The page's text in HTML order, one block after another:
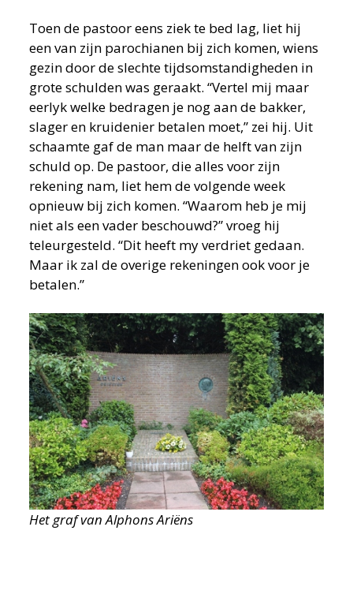
Toen de pastoor eens ziek te bed lag, liet hij
een van zijn parochianen bij zich komen, wiens
gezin door de slechte tijdsomstandigheden in
grote schulden was geraakt. “Vertel mij maar
eerlyk welke bedragen je nog aan de bakker,
slager en kruidenier betalen moet,” zei hij. Uit
schaamte gaf de man maar de helft van zijn
schuld op. De pastoor, die alles voor zijn
rekening nam, liet hem de volgende week
opnieuw bij zich komen. “Waarom heb je mij
niet als een vader beschouwd?” vroeg hij
teleurgesteld. “Dit heeft my verdriet gedaan.
Maar ik zal de overige rekeningen ook voor je
betalen.”
Het graf van Alphons Ariëns